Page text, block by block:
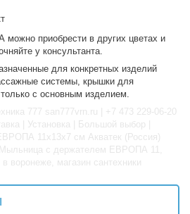
приобрести в других цветах и
у консультанта.
для конкретных изделий
системы, крышки для
с основным изделием.
777 san777vrn.ru | +7 473 229-06-20
| Установка | Большой выбор |
11x13x7 см Акватек (Россия)
с держателем ЕВРОПА 11,
воронеже, магазин сантехники